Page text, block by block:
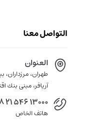
التواصل معنا
العنوان
طهران، مرزداران،
آريافر، مبنى بنك
21 546 13000
هاتف الخاص